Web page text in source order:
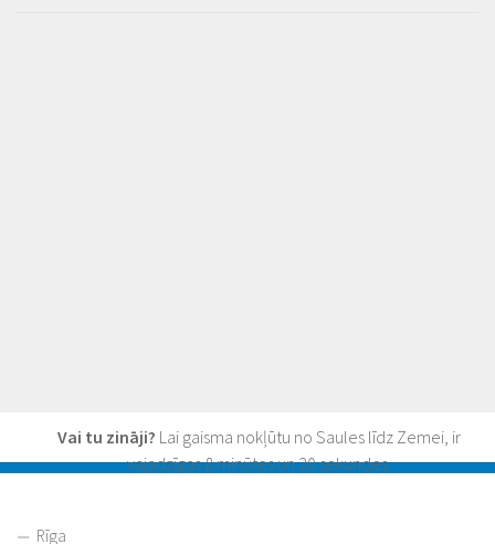
Vai tu zināji? Lai gaisma nokļūtu no Saules līdz Zemei, ir
vajadzīgas 8 minūtes un 20 sekundes.
Rīga